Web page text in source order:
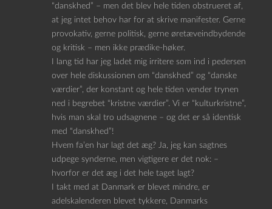
“danskhed” – men det blev hele tiden obstrueret af,
at jeg intet behov har for at skrive manifester. Gerne
provokativ, gerne politisk, gerne øretæveindbydende
og kritisk – men ikke prædike-høker.
I lang tid har jeg ladet mig irritere som ind i pedersen
over hele diskussionen om “danskhed” og “danske
værdier”, der konstant og hele tiden vender trynen
ned i begrebet “kristne værdier”. Vi er “kulturkristne”,
hvis man skal tro udsagnene – og det er så identisk
med “danskhed”!
Hvem fa’en har lagt det æg? Ja, jeg kan sagtnes
udpege synderne, men vigtigere er det nok: –
hvorfor er det æg i det hele taget lagt?
I takt med at Danmark er blevet mindre, er
adelskalenderen blevet tykkere, Danmarks